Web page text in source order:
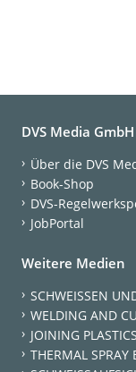
DVS Media GmbH
Über die DVS
Book-Shop
DVS-
JobPortal
Weitere Medien
SCHWEISSEN
WELDING AND
JOINING PLASTICS
THERMAL SPRAY